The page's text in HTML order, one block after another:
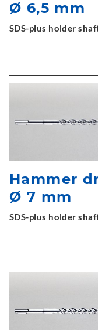
Ø 6,5 mm
SDS-plus holder
Hammer
Ø 7 mm
SDS-plus holder